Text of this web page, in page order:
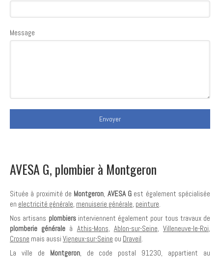
Message
Envoyer
AVESA G, plombier à Montgeron
Située à proximité de Montgeron, AVESA G est également spécialisée
en electricité générale, menuiserie générale, peinture.
Nos artisans plombiersinterviennent également pour tous travaux de
plomberie générale à Athis-Mons, Ablon-sur-Seine,Villeneuve-le-Roi,
Crosne mais aussi Vigneux-sur-Seine ou Draveil.
La ville de Montgeron, de code postal 91230, appartient au